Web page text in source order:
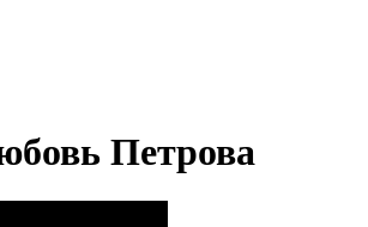
Петрова